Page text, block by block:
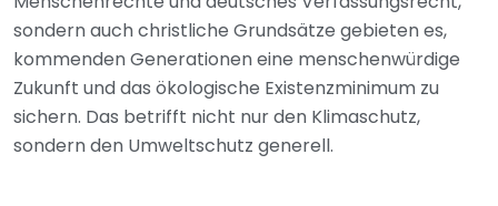
sondern auch christliche Grundsätze gebieten es,
kommenden Generationen eine menschenwürdige
Zukunft und das ökologische Existenzminimum zu
sichern. Das betrifft nicht nur den Klimaschutz,
sondern den Umweltschutz generell.